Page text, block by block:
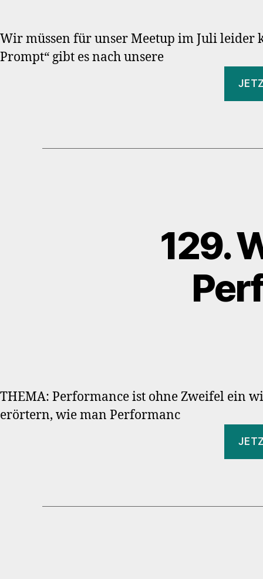
Wir müssen für unser Meetup im Juli leider
Prompt“ gibt es nach unsere
129.
THEMA: Performance ist ohne Zweifel ein
erörtern, wie man Performanc